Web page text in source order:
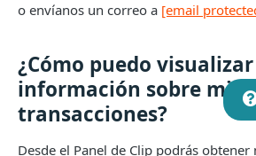
Consulta el estado de un link de
Introducción a Checkout Clip v1
API DE CHECKOUT
Generar un card token
Realizar un pago
Obtener detalles de una
o envíanos un correo a [email
¿Cómo puedo
información sobre mis
transacciones?
Desde el Panel de Clip podrás